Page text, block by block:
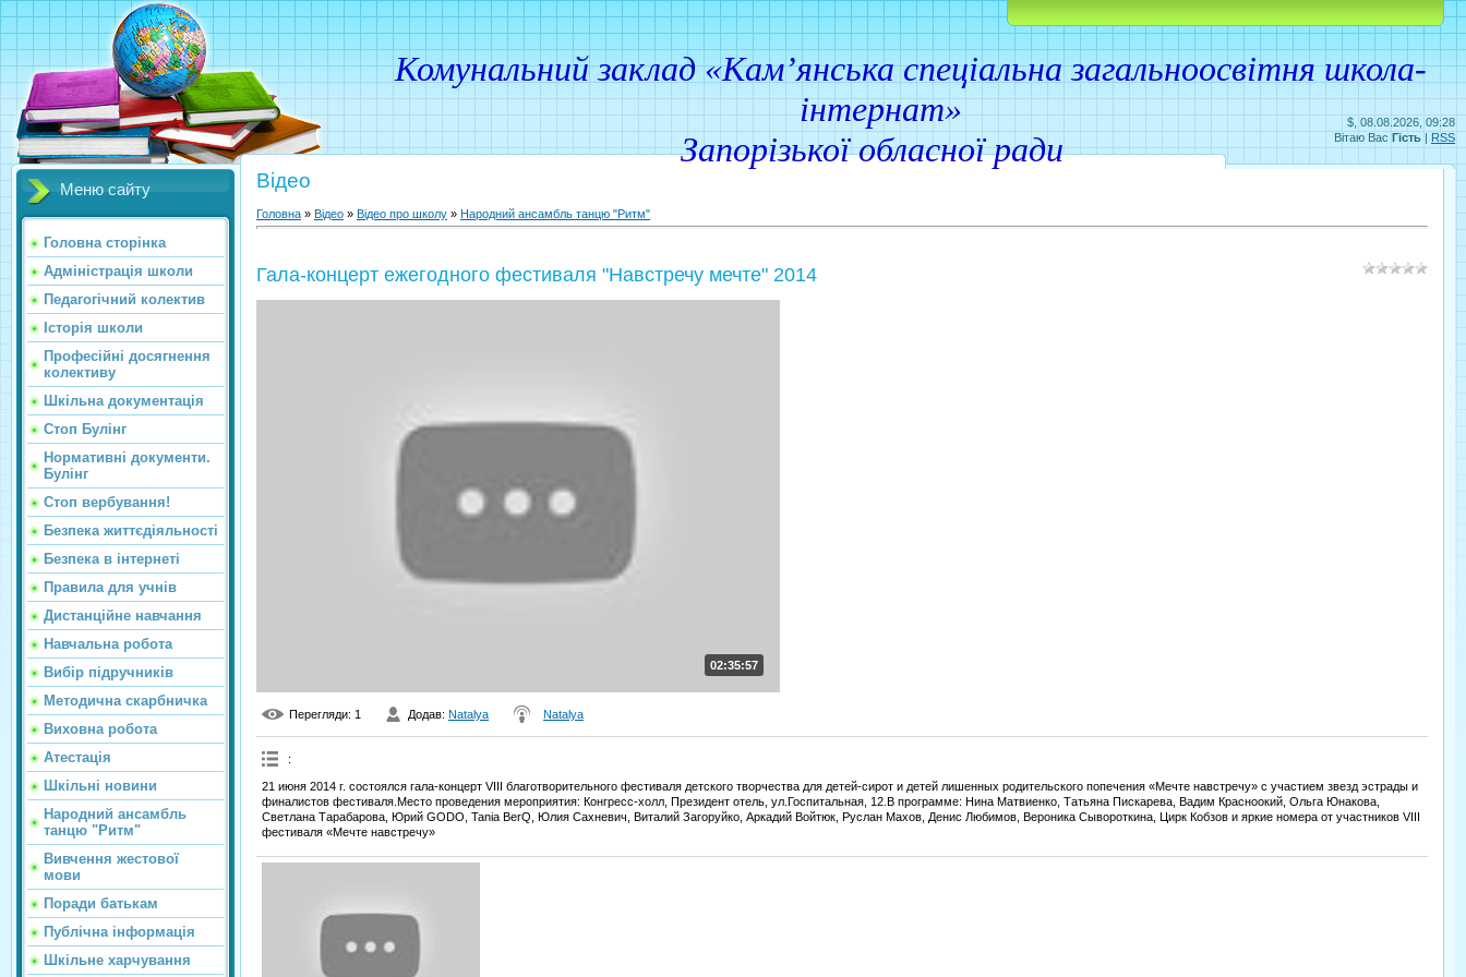
$, 08.08.2026, 09:28
Вітаю Вас Гість | RSS
Комунальний заклад «Кам’янська спеціальна загальноосвітня школа-
інтернат»
Запорізької обласної ради
Меню сайту
Головна сторінка
Адміністрація школи
Педагогічний колектив
Історія школи
Професійні досягнення
колективу
Шкільна документація
Стоп Булінг
Нормативні документи.
Булінг
Стоп вербування!
Безпека життєдіяльності
Безпека в інтернеті
Правила для учнів
Дистанційне навчання
Навчальна робота
Вибір підручників
Методична скарбничка
Виховна робота
Атестація
Шкільні новини
Народний ансамбль
танцю "Ритм"
Вивчення жестової
мови
Поради батькам
Публічна інформація
Шкільне харчування
Відео
Головна » Відео » Відео про школу » Народний ансамбль танцю "Ритм"
Гала-концерт ежегодного фестиваля "Навстречу мечте" 2014
02:35:57
Перегляди: 1 Додав: Natalya Natalya
:
21 июня 2014 г. состоялся гала-концерт VIII благотворительного фестиваля детского творчества для детей-сирот и детей лишенных родительского попечения «Мечте навстречу» с участием звезд эстрады и
финалистов фестиваля.Место проведения мероприятия: Конгресс-холл, Президент отель, ул.Госпитальная, 12.В программе: Нина Матвиенко, Татьяна Пискарева, Вадим Красноокий, Ольга Юнакова,
Светлана Тарабарова, Юрий GODO, Tania BerQ, Юлия Сахневич, Виталий Загоруйко, Аркадий Войтюк, Руслан Махов, Денис Любимов, Вероника Сывороткина, Цирк Кобзов и яркие номера от участников VIII
фестиваля «Мечте навстречу»